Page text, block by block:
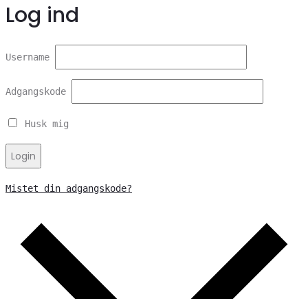
Log ind
Username
Adgangskode
Husk mig
Login
Mistet din adgangskode?